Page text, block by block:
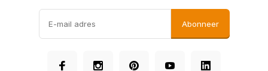
Abonneer